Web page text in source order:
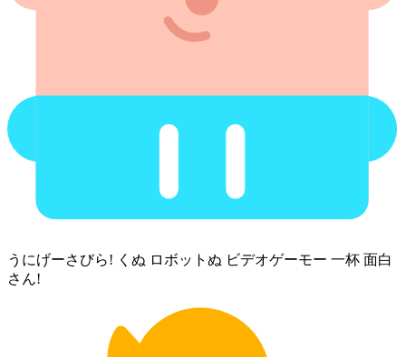
うにげーさびら! くぬ ロボット⁠ぬ ビデオゲーモー 一杯 面白
さん!